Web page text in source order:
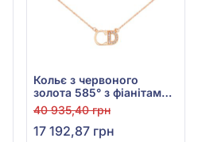
Кольє з червоного
золота 585° з фіанітами/
куб.цирконієм, арт.
194236
40 935,40 грн
17 192,87 грн